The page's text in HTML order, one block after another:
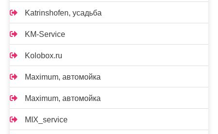
Katrinshofen, усадьба
KM-Service
Kolobox.ru
Maximum, автомойка
Maximum, автомойка
MIX_service